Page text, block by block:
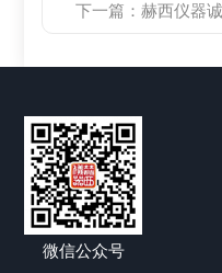
下一篇：赫西仪器诚邀
微信公众号